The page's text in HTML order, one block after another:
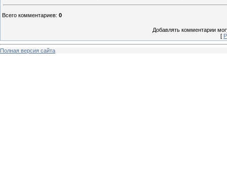
Всего комментариев: 0
Добавлять комментарии
[
Полная версия сайта